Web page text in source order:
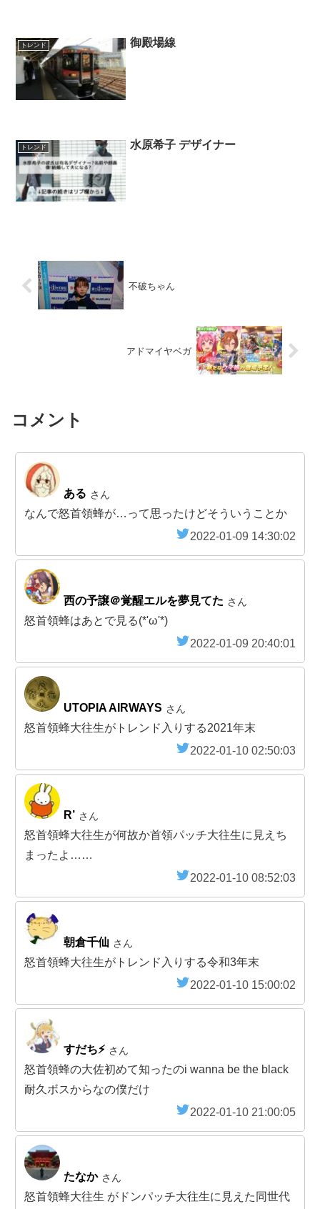
トレンド 御殿場線
トレンド 水原希子 デザイナー
不破ちゃん
アドマイヤベガ
コメント
ある さん
なんで怒首領蜂が…って思ったけどそういうことか
2022-01-09 14:30:02
西の予譲＠覚醒エルを夢見てた さん
怒首領蜂はあとで見る(*'ω'*)
2022-01-09 20:40:01
UTOPIA AIRWAYS さん
怒首領蜂大往生がトレンド入りする2021年末
2022-01-10 02:50:03
R’ さん
怒首領蜂大往生が何故か首領パッチ大往生に見えち
まったよ……
2022-01-10 08:52:03
朝倉千仙 さん
怒首領蜂大往生がトレンド入りする令和3年末
2022-01-10 15:00:02
すだち⚡️ さん
怒首領蜂の大佐初めて知ったのi wanna be the black
耐久ボスからなの僕だけ
2022-01-10 21:00:05
たなか さん
怒首領蜂大往生 がドンパッチ大往生に見えた同世代